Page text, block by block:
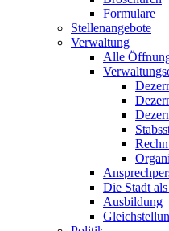
Formulare
Stellenangebote
Verwaltung
Alle
Die Stadt
Ausbildung